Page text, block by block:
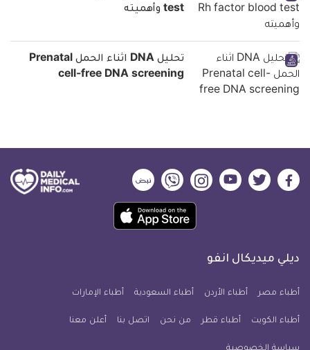
test وأهميته
تحليل DNA اثناء الحمل Prenatal
cell-free DNA screening
ديلي
فيسبوك
ديلي
تويتر
ديلي
ميديكال
يوتيوب
ديلي
ميديكال
انفو
ديلي
ميديكال
انفو
ديلي
ميديكال
انفو
حمل
تطبيق
معلومة
للآيفون
ديلي ميديكال انفو
أطباء مصر أطباء الأردن أطباء السعودية أطباء الإمارات
أطباء الكويت أطباء قطر من نحن اتصل بنا أعلن معنا